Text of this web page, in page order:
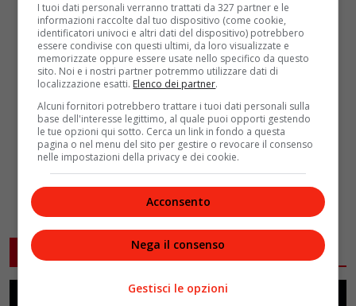
ARTICOLI CORRELATI
I tuoi dati personali verranno trattati da 327 partner e le
informazioni raccolte dal tuo dispositivo (come cookie,
identificatori univoci e altri dati del dispositivo) potrebbero
essere condivise con questi ultimi, da loro visualizzate e
memorizzate oppure essere usate nello specifico da questo
sito. Noi e i nostri partner potremmo utilizzare dati di
localizzazione esatti. Elenco dei partner.
Alcuni fornitori potrebbero trattare i tuoi dati personali sulla
base dell'interesse legittimo, al quale puoi opporti gestendo
le tue opzioni qui sotto. Cerca un link in fondo a questa
pagina o nel menu del sito per gestire o revocare il consenso
nelle impostazioni della privacy e dei cookie.
Acconsento
Nega il consenso
Gestisci le opzioni